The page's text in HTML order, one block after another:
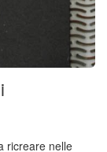
ricreare nelle